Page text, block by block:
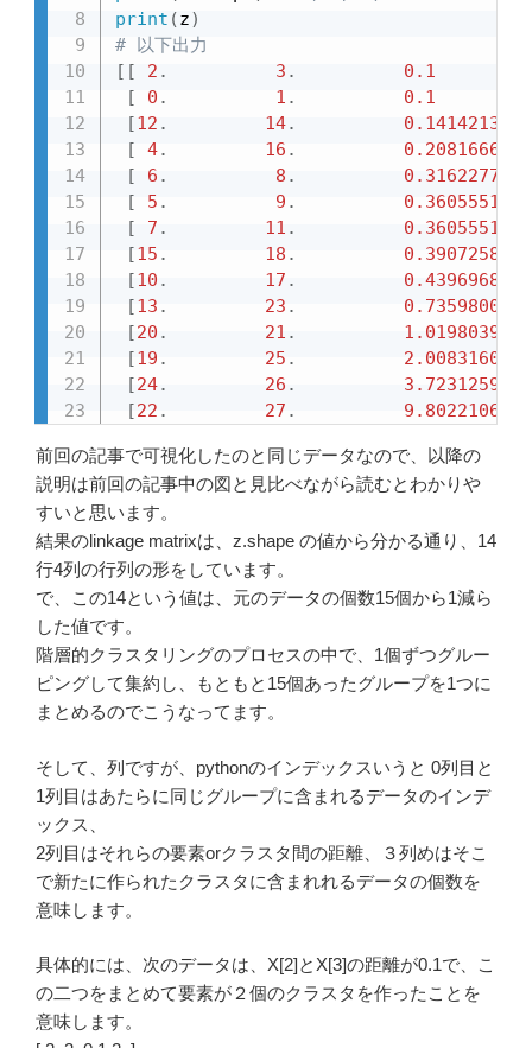
print (z)
# 以下出力
[ [ 2 . 3 .
0.1
[
0 . 1 .
0.1
[12 . 14.
0.14142136
[
4. 16 .
0.2081666
[
6 . 8 .
0.31622777
[
5 . 9 .
0.36055513
[
7 . 11 .
0.36055513
[15 . 18 .
0.39072582
[10 . 17 .
0.43969687
[13 . 23 .
0.73598007
[20 . 21 .
1.0198039
[19 . 25 .
2.00831604
[24. 26 . 3.72312593
[22 . 27 . 9.80221064
前回の記事で可視化したのと同じデータなので、以降の
説明は前回の記事中の図と見比べながら読むとわかりや
すいと思います。
結果のlinkage matrixは、z.shape の値から分かる通り、14
行4列の行列の形をしています。
で、この14という値は、元のデータの個数15個から1減ら
した値です。
階層的クラスタリングのプロセスの中で、1個ずつグルー
ピングして集約し、もともと15個あったグループを1つに
まとめるのでこうなってます。
そして、列ですが、pythonのインデックスいうと 0列目と
1列目はあたらに同じグループに含まれるデータのインデ
ックス、
2列目はそれらの要素orクラスタ間の距離、３列めはそこ
で新たに作られたクラスタに含まれれるデータの個数を
意味します。
具体的には、次のデータは、X[2]とX[3]の距離が0.1で、こ
の二つをまとめて要素が２個のクラスタを作ったことを
意味します。